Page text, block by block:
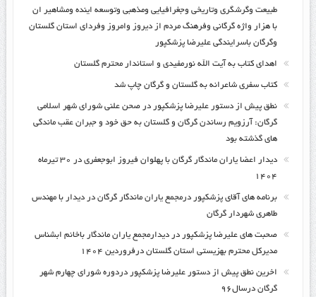
طبیعت وگرشگری وتاریخی وجغرافیایی ومذهبی وتوسعه اینده ومشاهیر ان
با هزار واژه گرگانی وفرهنگ مردم از دیروز وامروز وفردای استان گلستان
وگرگان باسرایندگی علیرضا پزشکپور
اهدای کتاب به آیت الله نورمفیدی و استاندار محترم گلستان
کتاب سفری شاعرانه به گلستان و گرگان چاپ شد
نطق پیش از دستور علیرضا پزشکپور در صحن علنی شورای شهر اسلامی
گرگان: آرزویم رساندن گرگان و گلستان به حق خود و جبران عقب ماندگی
های گذشته بود
دیدار اعضا یاران ماندگار گرگان با پهلوان فیروز ابوجعفری در ۳۰ تیرماه
۱۴۰۴
برنامه های آقای پزشکپور درمجمع یاران ماندگار گرگان در دیدار با مهندس
طاهری شهردار گرگان
صحبت های علیرضا پزشکپور در دیدارمجمع یاران ماندگار باخانم ابشناس
مدیرکل محترم بهزیستی استان گلستان درفروردین ۱۴۰۴
اخرین نطق پیش از دستور علیرضا پزشکپور دردوره شورای چهارم شهر
گرگان درسال۹۶